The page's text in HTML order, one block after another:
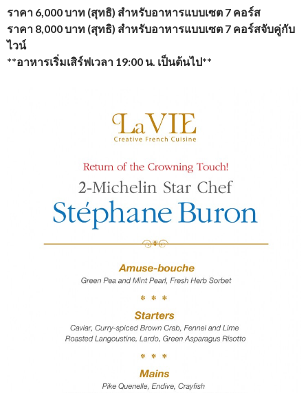
ราคา 6,000 บาท (สุทธิ) สำหรับอาหารแบบเซต 7 คอร์ส
ราคา 8,000 บาท (สุทธิ) สำหรับอาหารแบบเซต 7 คอร์สจับคู่กับ
ไวน์
**อาหารเริ่มเสิร์ฟเวลา 19:00 น. เป็นต้นไป**